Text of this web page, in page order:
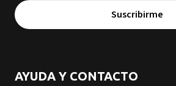
Suscribirme
AYUDA Y CONTACTO